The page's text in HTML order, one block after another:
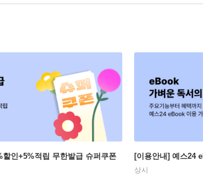
인+5%적립 무한발급 슈퍼쿠폰 [이용안내] 예스24
상시